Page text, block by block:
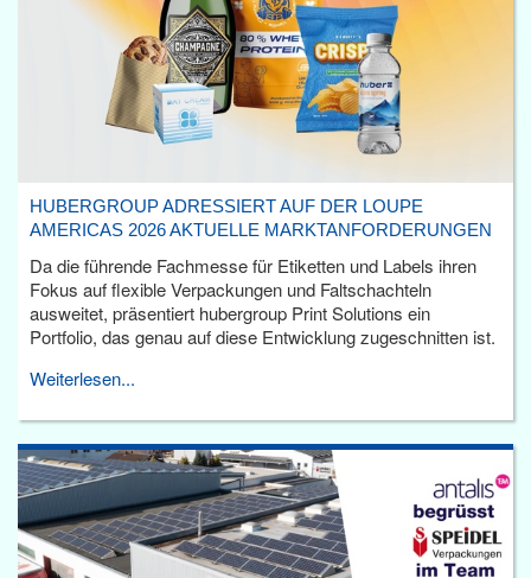
HUBERGROUP ADRESSIERT AUF DER LOUPE
AMERICAS 2026 AKTUELLE MARKTANFORDERUNGEN
Da die führende Fachmesse für Etiketten und Labels ihren
Fokus auf flexible Verpackungen und Faltschachteln
ausweitet, präsentiert hubergroup Print Solutions ein
Portfolio, das genau auf diese Entwicklung zugeschnitten ist.
Weiterlesen...